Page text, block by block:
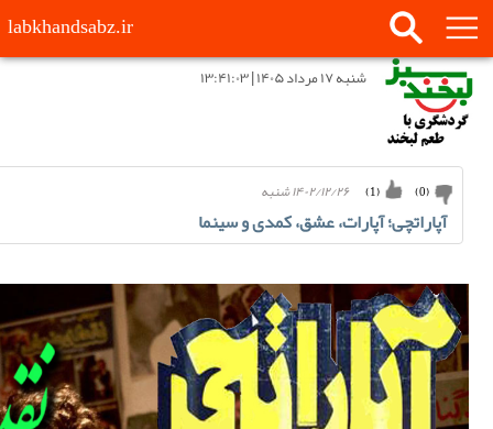
labkhandsabz.ir
شنبه ۱۷ مرداد ۱۴۰۵ | ۱۳:۴۱:۰۳
۱۴۰۲/۱۲/۲۶ شنبه (
1
) (
0
)
آپاراتچی؛ آپارات، عشق، کمدی و سینما